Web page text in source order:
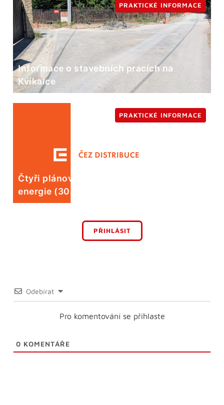
Informace o stavebních pracích na
Kvíkalce
PRAKTICKÉ INFORMACE
Čtyři plánované odstávky elektrické
energie (30. 7.)
PRAKTICKÉ INFORMACE
PŘIHLÁSIT
Odebírat
Pro komentování se přihlaste
0 KOMENTÁŘE